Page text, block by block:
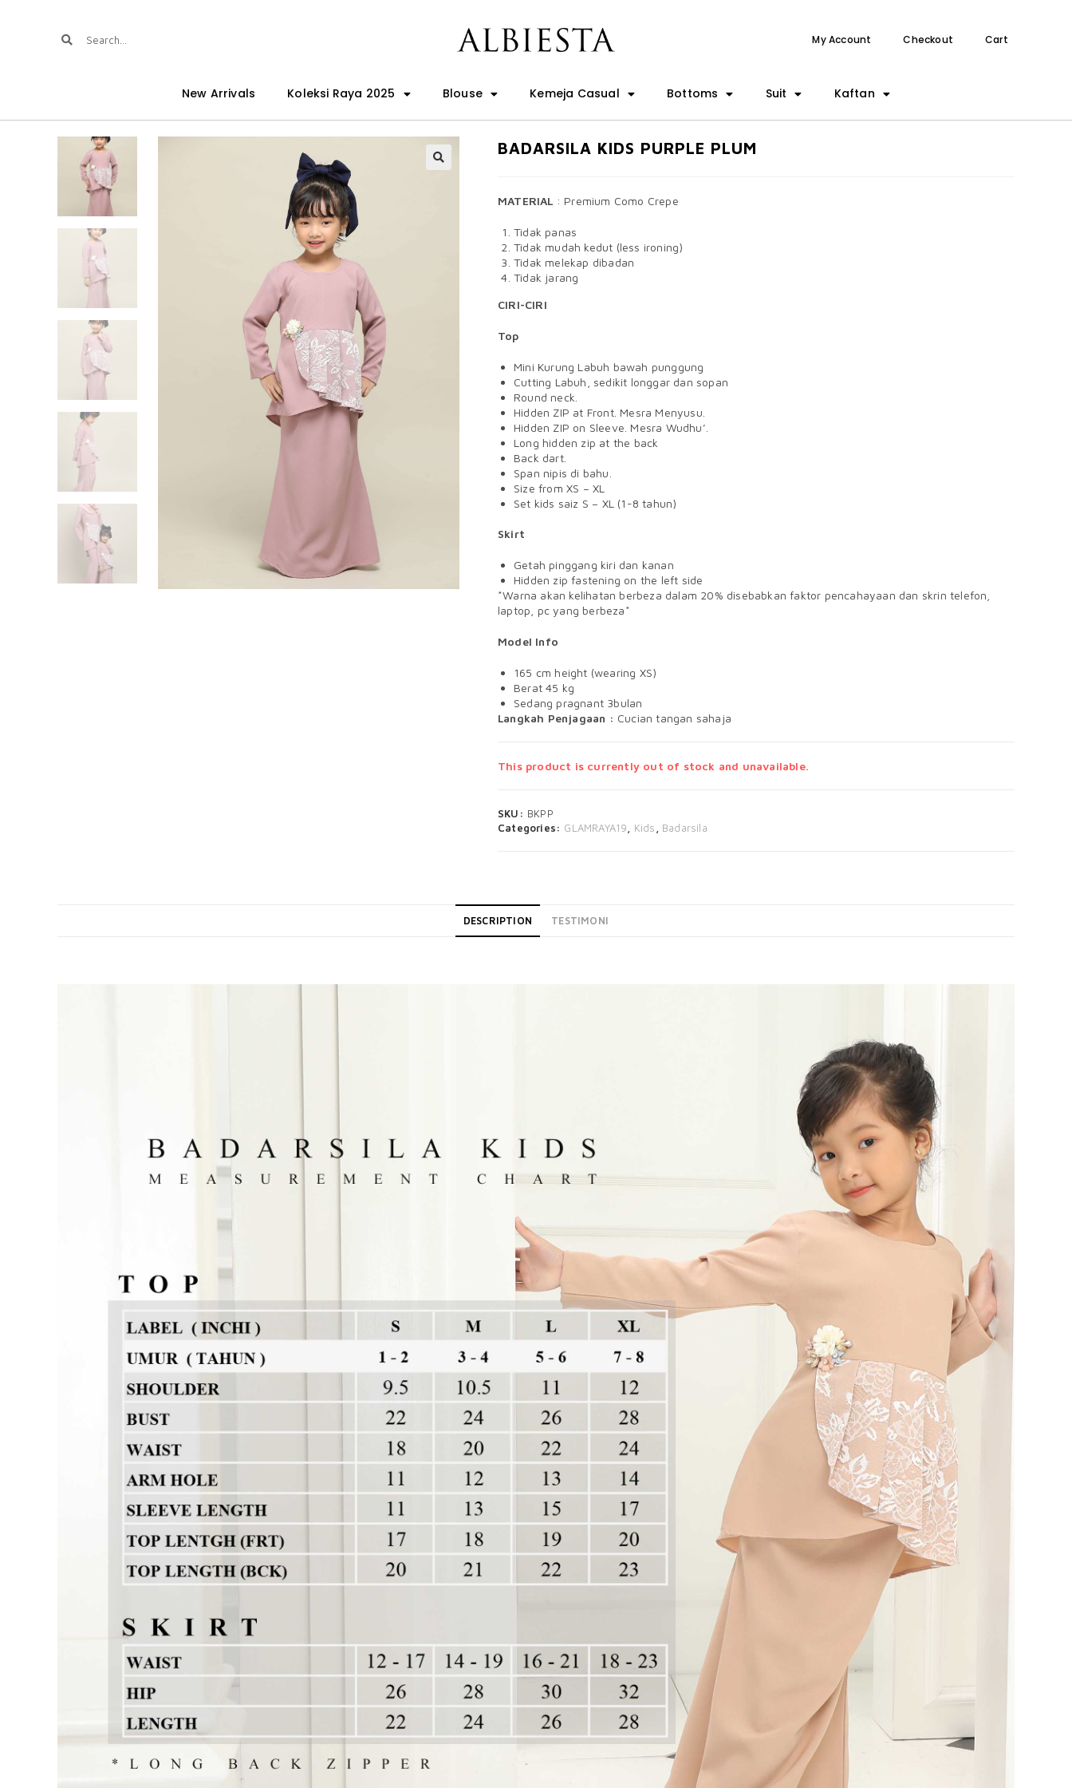
My Account Checkout Cart
New Arrivals Koleksi Raya 2025 Blouse Kemeja Casual Bottoms Suit Kaftan
BADARSILA KIDS PURPLE PLUM
MATERIAL : Premium Como Crepe
Tidak panas
Tidak mudah kedut (less ironing)
Tidak melekap dibadan
Tidak jarang
CIRI-CIRI
Top
Mini Kurung Labuh bawah punggung
Cutting Labuh, sedikit longgar dan sopan
Round neck.
Hidden ZIP at Front. Mesra Menyusu.
Hidden ZIP on Sleeve. Mesra Wudhu’.
Long hidden zip at the back
Back dart.
Span nipis di bahu.
Size from XS – XL
Set kids saiz S – XL (1-8 tahun)
Skirt
Getah pinggang kiri dan kanan
Hidden zip fastening on the left side
*Warna akan kelihatan berbeza dalam 20% disebabkan faktor pencahayaan dan skrin telefon,
laptop, pc yang berbeza*
Model Info
165 cm height (wearing XS)
Berat 45 kg
Sedang pragnant 3bulan
Langkah Penjagaan : Cucian tangan sahaja
This product is currently out of stock and unavailable.
SKU: BKPP
Categories: GLAMRAYA19 Kids Badarsila
DESCRIPTION TESTIMONI